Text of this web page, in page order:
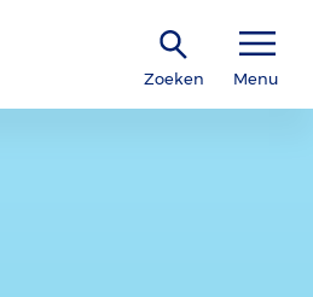
Zoeken Menu